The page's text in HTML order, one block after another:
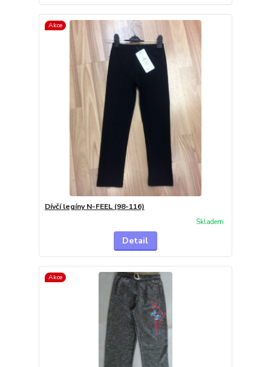
Akce
Dívčí legíny N-FEEL (98-116)
Skladem
Detail
Akce